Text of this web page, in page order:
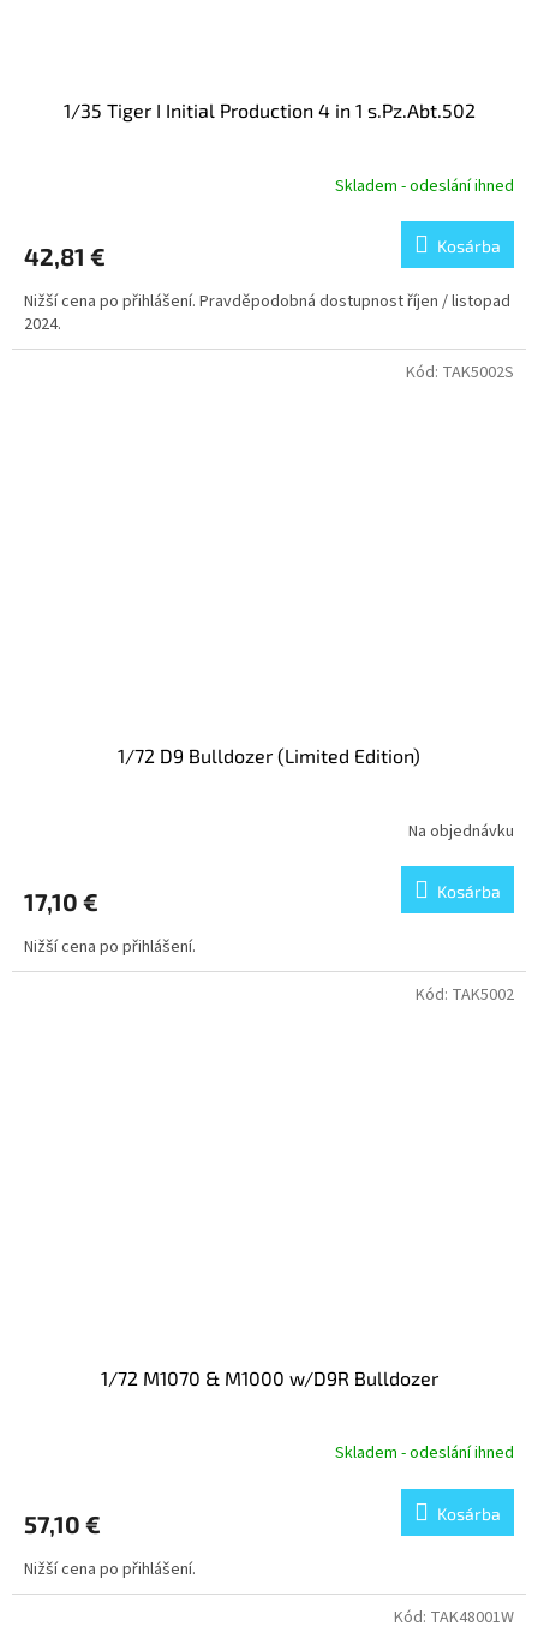
1/35 Tiger I Initial Production 4 in 1 s.Pz.Abt.502
Skladem - odeslání ihned
42,81 € Kosárba
Nižší cena po přihlášení. Pravděpodobná dostupnost říjen / listopad
2024.
1/72 D9 Bulldozer (Limited Edition)
Na objednávku
17,10 € Kosárba
Nižší cena po přihlášení.
Kód: TAK5002S
1/72 M1070 & M1000 w/D9R Bulldozer
Skladem - odeslání ihned
57,10 € Kosárba
Nižší cena po přihlášení.
Kód: TAK5002
Kód: TAK48001W